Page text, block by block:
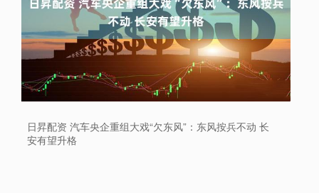
日昇配资 汽车央企重组大戏“欠东风”：东风按兵不动 长
安有望升格